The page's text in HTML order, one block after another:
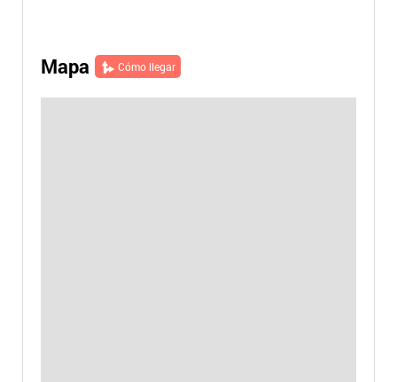
Mapa Cómo llegar